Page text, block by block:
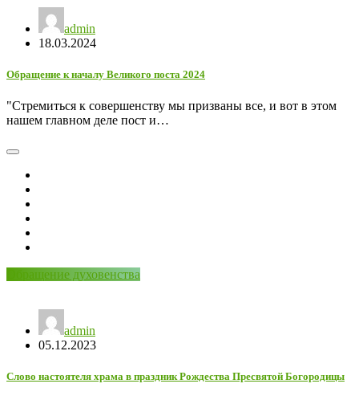
admin
18.03.2024
Обращение к началу Великого поста 2024
"Стремиться к совершенству мы призваны все, и вот в этом
нашем главном деле пост и…
Обращение духовенства
admin
05.12.2023
Слово настоятеля храма в праздник Рождества Пресвятой Богородицы